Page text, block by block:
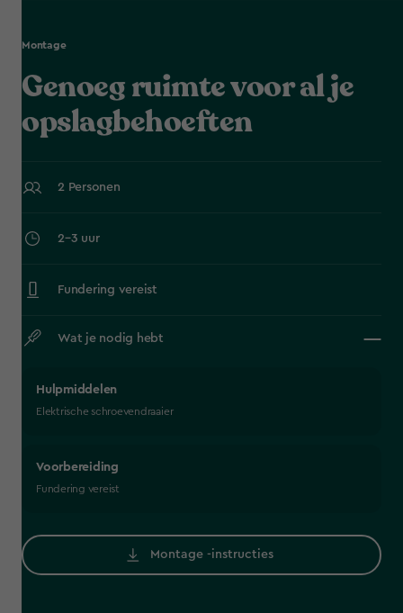
Montage
Genoeg ruimte voor al je
opslagbehoeften
2 Personen
‎2–3 uur
Fundering vereist
Wat je nodig hebt
Hulpmiddelen
Elektrische schroevendraaier
Voorbereiding
Fundering vereist
Montage -instructies